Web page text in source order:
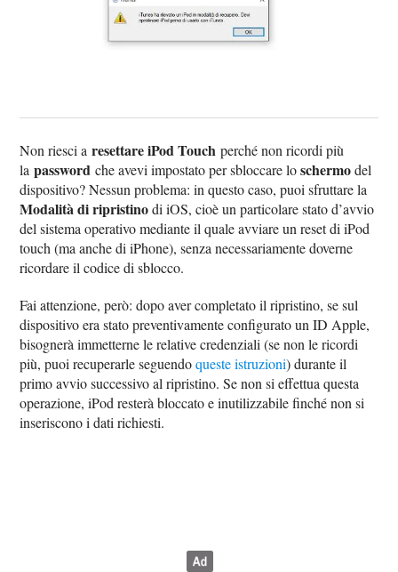
Non riesci aresettare iPod Touchperché non ricordi più
lapasswordche avevi impostato per sbloccare loschermodel
dispositivo? Nessun problema: in questo caso, puoi sfruttare la
Modalità di ripristinodi iOS, cioè un particolare stato d’avvio
del sistema operativo mediante il quale avviare un reset di iPod
touch (ma anche di iPhone), senza necessariamente doverne
ricordare il codice di sblocco.
Fai attenzione, però: dopo aver completato il ripristino, se sul
dispositivo era stato preventivamente configurato un ID Apple,
bisognerà immetterne le relative credenziali (se non le ricordi
più, puoi recuperarle seguendoqueste istruzioni) durante il
primo avvio successivo al ripristino. Se non si effettua questa
operazione, iPod resterà bloccato e inutilizzabile finché non si
inseriscono i dati richiesti.